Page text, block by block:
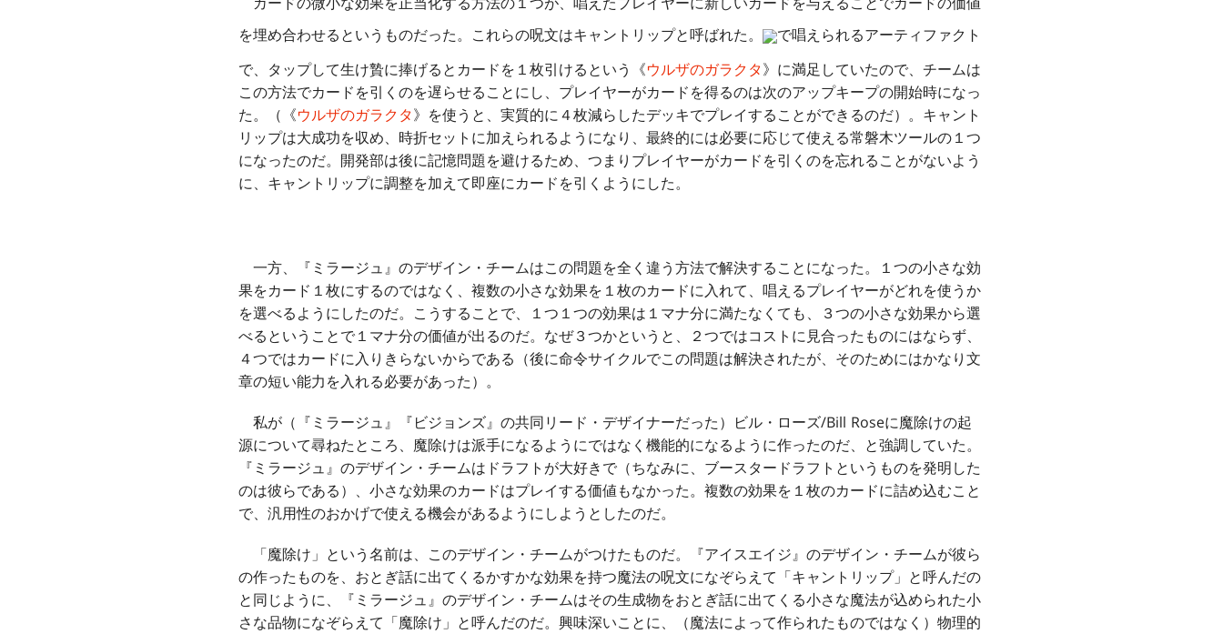
を埋め合わせるというものだった。これらの呪文はキャントリップと呼ばれた。
で唱えられるアーティファクト
で、タップして生け贄に捧げるとカードを１枚引けるという《ウルザのガラクタ》に満足していたので、チームは
この方法でカードを引くのを遅らせることにし、プレイヤーがカードを得るのは次のアップキープの開始時になっ
た。（《ウルザのガラクタ》を使うと、実質的に４枚減らしたデッキでプレイすることができるのだ）。キャント
リップは大成功を収め、時折セットに加えられるようになり、最終的には必要に応じて使える常磐木ツールの１つ
になったのだ。開発部は後に記憶問題を避けるため、つまりプレイヤーがカードを引くのを忘れることがないよう
に、キャントリップに調整を加えて即座にカードを引くようにした。
一方、『ミラージュ』のデザイン・チームはこの問題を全く違う方法で解決することになった。１つの小さな効
果をカード１枚にするのではなく、複数の小さな効果を１枚のカードに入れて、唱えるプレイヤーがどれを使うか
を選べるようにしたのだ。こうすることで、１つ１つの効果は１マナ分に満たなくても、３つの小さな効果から選
べるということで１マナ分の価値が出るのだ。なぜ３つかというと、２つではコストに見合ったものにはならず、
４つではカードに入りきらないからである（後に命令サイクルでこの問題は解決されたが、そのためにはかなり文
章の短い能力を入れる必要があった）。
私が（『ミラージュ』『ビジョンズ』の共同リード・デザイナーだった）ビル・ローズ/Bill Roseに魔除けの起
源について尋ねたところ、魔除けは派手になるようにではなく機能的になるように作ったのだ、と強調していた。
『ミラージュ』のデザイン・チームはドラフトが大好きで（ちなみに、ブースタードラフトというものを発明した
のは彼らである）、小さな効果のカードはプレイする価値もなかった。複数の効果を１枚のカードに詰め込むこと
で、汎用性のおかげで使える機会があるようにしようとしたのだ。
「魔除け」という名前は、このデザイン・チームがつけたものだ。『アイスエイジ』のデザイン・チームが彼ら
の作ったものを、おとぎ話に出てくるかすかな効果を持つ魔法の呪文になぞらえて「キャントリップ」と呼んだの
と同じように、『ミラージュ』のデザイン・チームはその生成物をおとぎ話に出てくる小さな魔法が込められた小
さな品物になぞらえて「魔除け」と呼んだのだ。興味深いことに、（魔法によって作られたものではなく）物理的